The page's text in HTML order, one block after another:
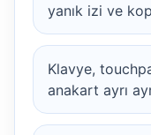
yanık izi ve
Klavye,
anakart ayrı